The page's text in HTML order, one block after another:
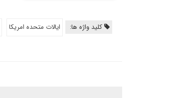
کلید واژه ها: ایالات متحده امریکا